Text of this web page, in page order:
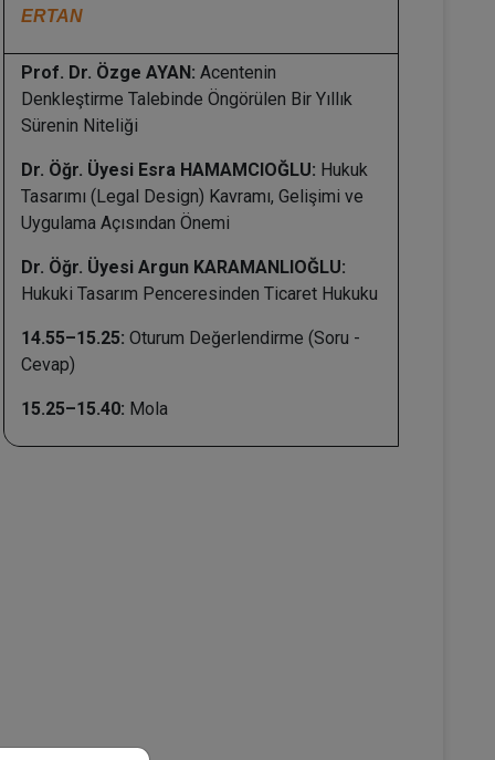
ERTAN
Prof. Dr. Özge AYAN: Acentenin
Denkleştirme Talebinde Öngörülen Bir Yıllık
Sürenin Niteliği
Dr. Öğr. Üyesi Esra HAMAMCIOĞLU: Hukuk
Tasarımı (Legal Design) Kavramı, Gelişimi ve
Uygulama Açısından Önemi
Dr. Öğr. Üyesi Argun KARAMANLIOĞLU:
Hukuki Tasarım Penceresinden Ticaret Hukuku
14.55–15.25: Oturum Değerlendirme (Soru -
Cevap)
15.25–15.40: Mola